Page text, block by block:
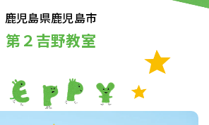
鹿児島県鹿児島市
第２吉野教室